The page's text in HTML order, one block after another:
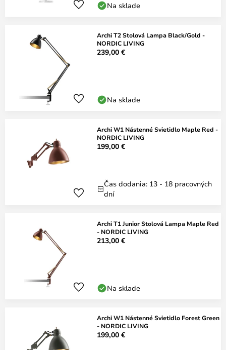
Na sklade
Archi T2 Stolová Lampa Black/Gold -
NORDIC LIVING
239,00 €
Na sklade
Archi W1 Nástenné Svietidlo Maple Red -
NORDIC LIVING
199,00 €
Čas dodania: 13 - 18 pracovných
dní
Archi T1 Junior Stolová Lampa Maple Red
- NORDIC LIVING
213,00 €
Na sklade
Archi W1 Nástenné Svietidlo Forest Green
- NORDIC LIVING
199,00 €